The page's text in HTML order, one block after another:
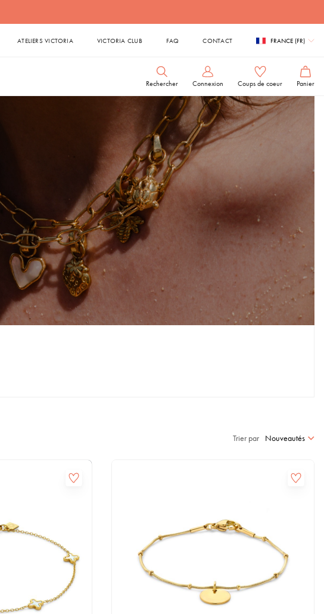
ATELIERS VICTORIA VICTORIA CLUB FAQ CONTACT FRANCE (FR)
Rechercher Connexion Coups de coeur Panier
Trier par Nouveautés